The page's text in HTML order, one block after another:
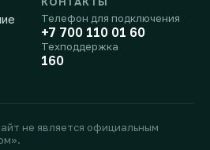
Телефон для подключения
+7 700 110 01 60
Техподдержка
160
не является официальным